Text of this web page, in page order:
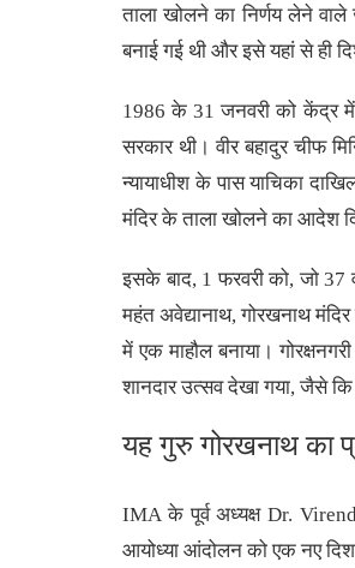
ताला खोलने का निर्णय लेने
बनाई गई थी और इसे यहां से ही
1986 के 31 जनवरी को केंद्र में
सरकार थी। वीर बहादुर चीफ
न्यायाधीश के पास याचिका
मंदिर के ताला खोलने का आदेश
इसके बाद, 1 फरवरी को, जो
महंत अवेद्यानाथ, गोरखनाथ
में एक माहौल बनाया।
शानदार उत्सव देखा गया, जैसे
यह गुरु गोरखनाथ का
IMA के पूर्व अध्यक्ष Dr.
आयोध्या आंदोलन को एक नए